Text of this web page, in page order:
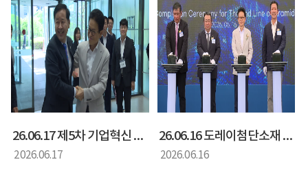
26.06.17 제5차 기업혁신 지원 민관협의체_이철우 경상북도 도지사 인사말씀
2026.06.17
26.06.16 도레이첨단소재 아라마드 2호기 준공식
2026.06.16